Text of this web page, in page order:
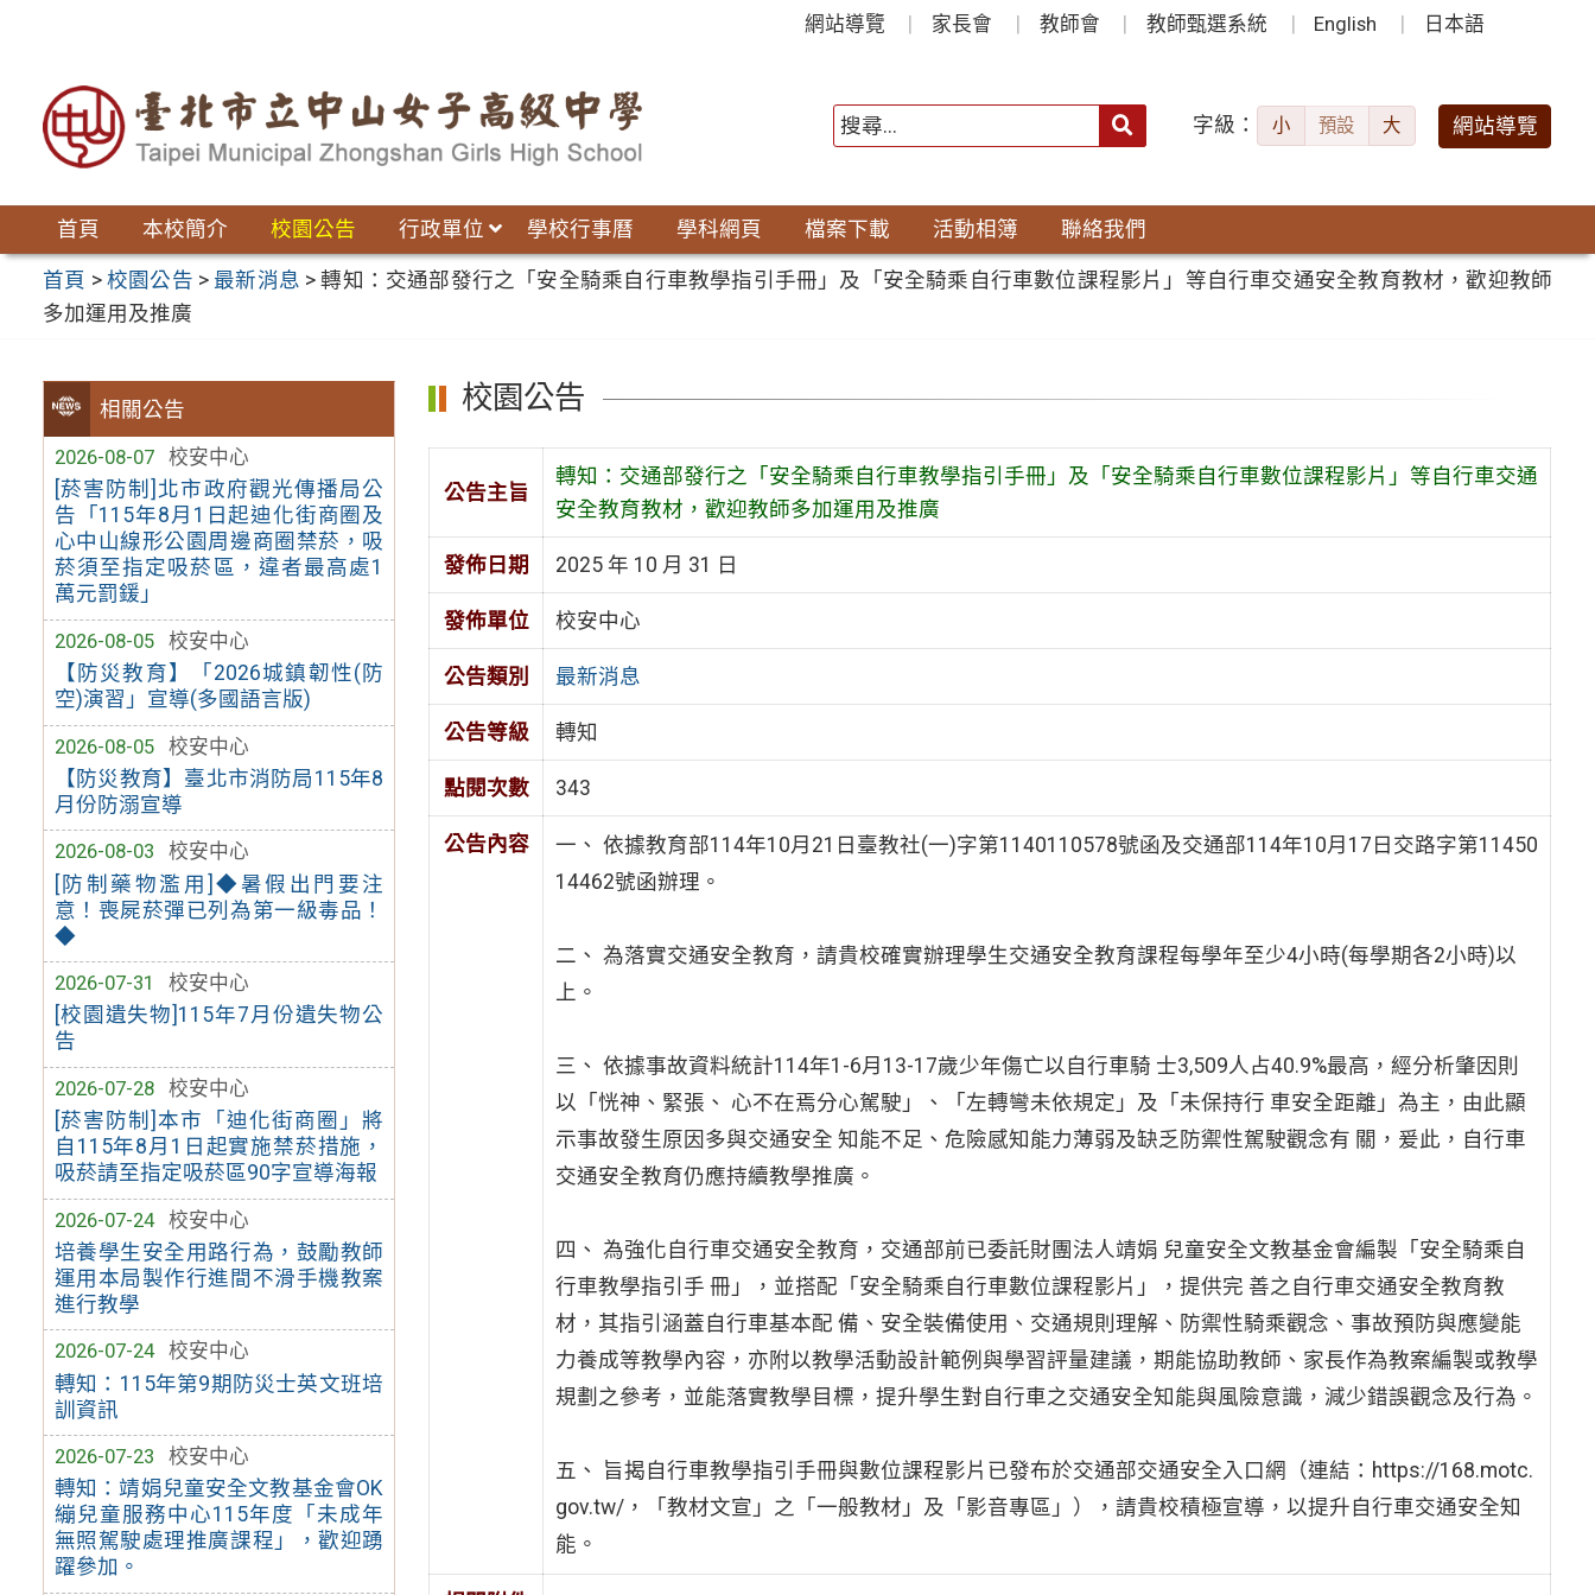
網站導覽 家長會 教師會 教師甄選系統 English 日本語
字級： 小 預設 大 網站導覽
首頁 本校簡介 校園公告 行政單位 學校行事曆 學科網頁 檔案下載 活動相簿 聯絡我們
首頁 > 校園公告 > 最新消息 >轉知：交通部發行之「安全騎乘自行車教學指引手冊」及「安全騎乘自行車數位課程影片」等自行車交通安全教育教材，歡迎教師
多加運用及推廣
相關公告
2026-08-07
校安中心
[菸害防制]北市政府觀光傳播局公
告「115年8月1日起迪化街商圈及
心中山線形公園周邊商圈禁菸，吸
菸須至指定吸菸區，違者最高處1
萬元罰鍰」
2026-08-05
校安中心
【防災教育】「2026城鎮韌性(防
空)演習」宣導(多國語言版)
2026-08-05
校安中心
【防災教育】臺北市消防局115年8
月份防溺宣導
2026-08-03
校安中心
[防制藥物濫用]◆暑假出門要注
意！喪屍菸彈已列為第一級毒品！
◆
2026-07-31
校安中心
[校園遺失物]115年7月份遺失物公
告
2026-07-28
校安中心
[菸害防制]本市「迪化街商圈」將
自115年8月1日起實施禁菸措施，
吸菸請至指定吸菸區90字宣導海報
2026-07-24
校安中心
培養學生安全用路行為，鼓勵教師
運用本局製作行進間不滑手機教案
進行教學
2026-07-24
校安中心
轉知：115年第9期防災士英文班培
訓資訊
2026-07-23
校安中心
轉知：靖娟兒童安全文教基金會OK
繃兒童服務中心115年度「未成年
無照駕駛處理推廣課程」，歡迎踴
躍參加。
校園公告
公告主旨
轉知：交通部發行之「安全騎乘自行車教學指引手冊」及「安全騎乘自行車數位課程影片」等自行車交通
安全教育教材，歡迎教師多加運用及推廣
發佈日期 2025 年 10 月 31 日
發佈單位 校安中心
公告類別 最新消息
公告等級 轉知
點閱次數 343
公告內容
一、 依據教育部114年10月21日臺教社(一)字第1140110578號函及交通部114年10月17日交路字第11450
14462號函辦理。
二、 為落實交通安全教育，請貴校確實辦理學生交通安全教育課程每學年至少4小時(每學期各2小時)以
上。
三、 依據事故資料統計114年1-6月13-17歲少年傷亡以自行車騎 士3,509人占40.9%最高，經分析肇因則
以「恍神、緊張、 心不在焉分心駕駛」、「左轉彎未依規定」及「未保持行 車安全距離」為主，由此顯
示事故發生原因多與交通安全 知能不足、危險感知能力薄弱及缺乏防禦性駕駛觀念有 關，爰此，自行車
交通安全教育仍應持續教學推廣。
四、 為強化自行車交通安全教育，交通部前已委託財團法人靖娟 兒童安全文教基金會編製「安全騎乘自
行車教學指引手 冊」，並搭配「安全騎乘自行車數位課程影片」，提供完 善之自行車交通安全教育教
材，其指引涵蓋自行車基本配 備、安全裝備使用、交通規則理解、防禦性騎乘觀念、事故預防與應變能
力養成等教學內容，亦附以教學活動設計範例與學習評量建議，期能協助教師、家長作為教案編製或教學
規劃之參考，並能落實教學目標，提升學生對自行車之交通安全知能與風險意識，減少錯誤觀念及行為。
五、 旨揭自行車教學指引手冊與數位課程影片已發布於交通部交通安全入口網（連結：https://168.motc.
gov.tw/，「教材文宣」之「一般教材」及「影音專區」），請貴校積極宣導，以提升自行車交通安全知
能。